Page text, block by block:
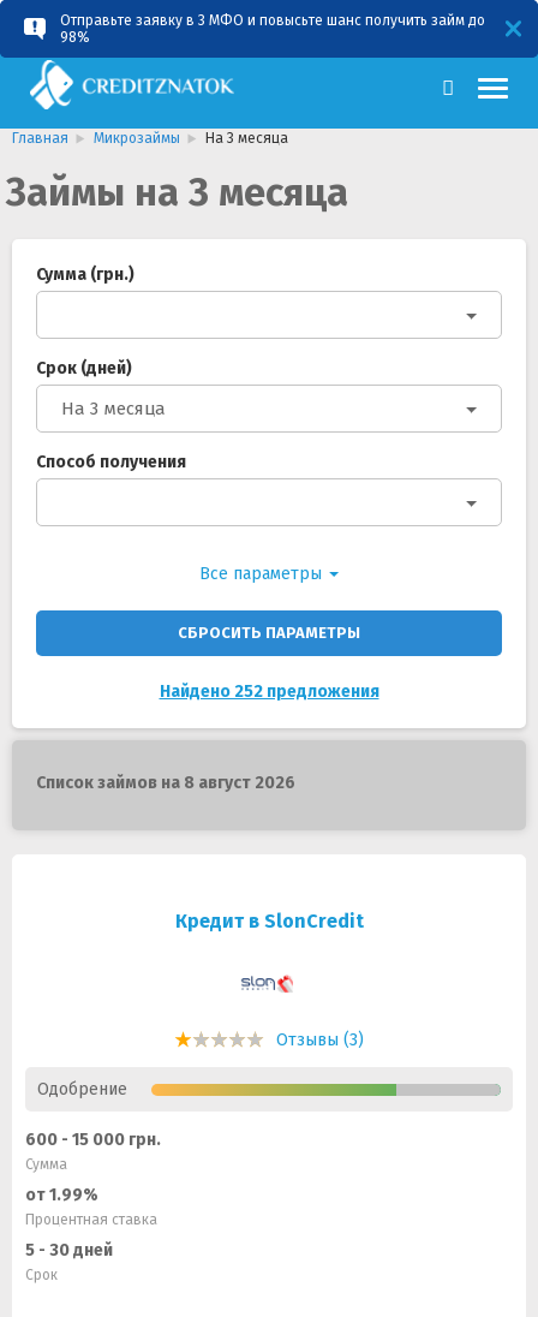
Отправьте заявку в 3 МФО и повысьте шанс получить займ до
98%
RU UA
Главная Микрозаймы На 3 месяца
Займы на 3 месяца
Сумма (грн.)
Срок (дней)
На 3 месяца
Способ получения
Все параметры
СБРОСИТЬ ПАРАМЕТРЫ
Найдено 252 предложения
Список займов на 8 август 2026
Кредит в SlonCredit
Отзывы (3)
Одобрение
600 - 15 000 грн.
Сумма
от 1.99%
Процентная ставка
5 - 30 дней
Срок